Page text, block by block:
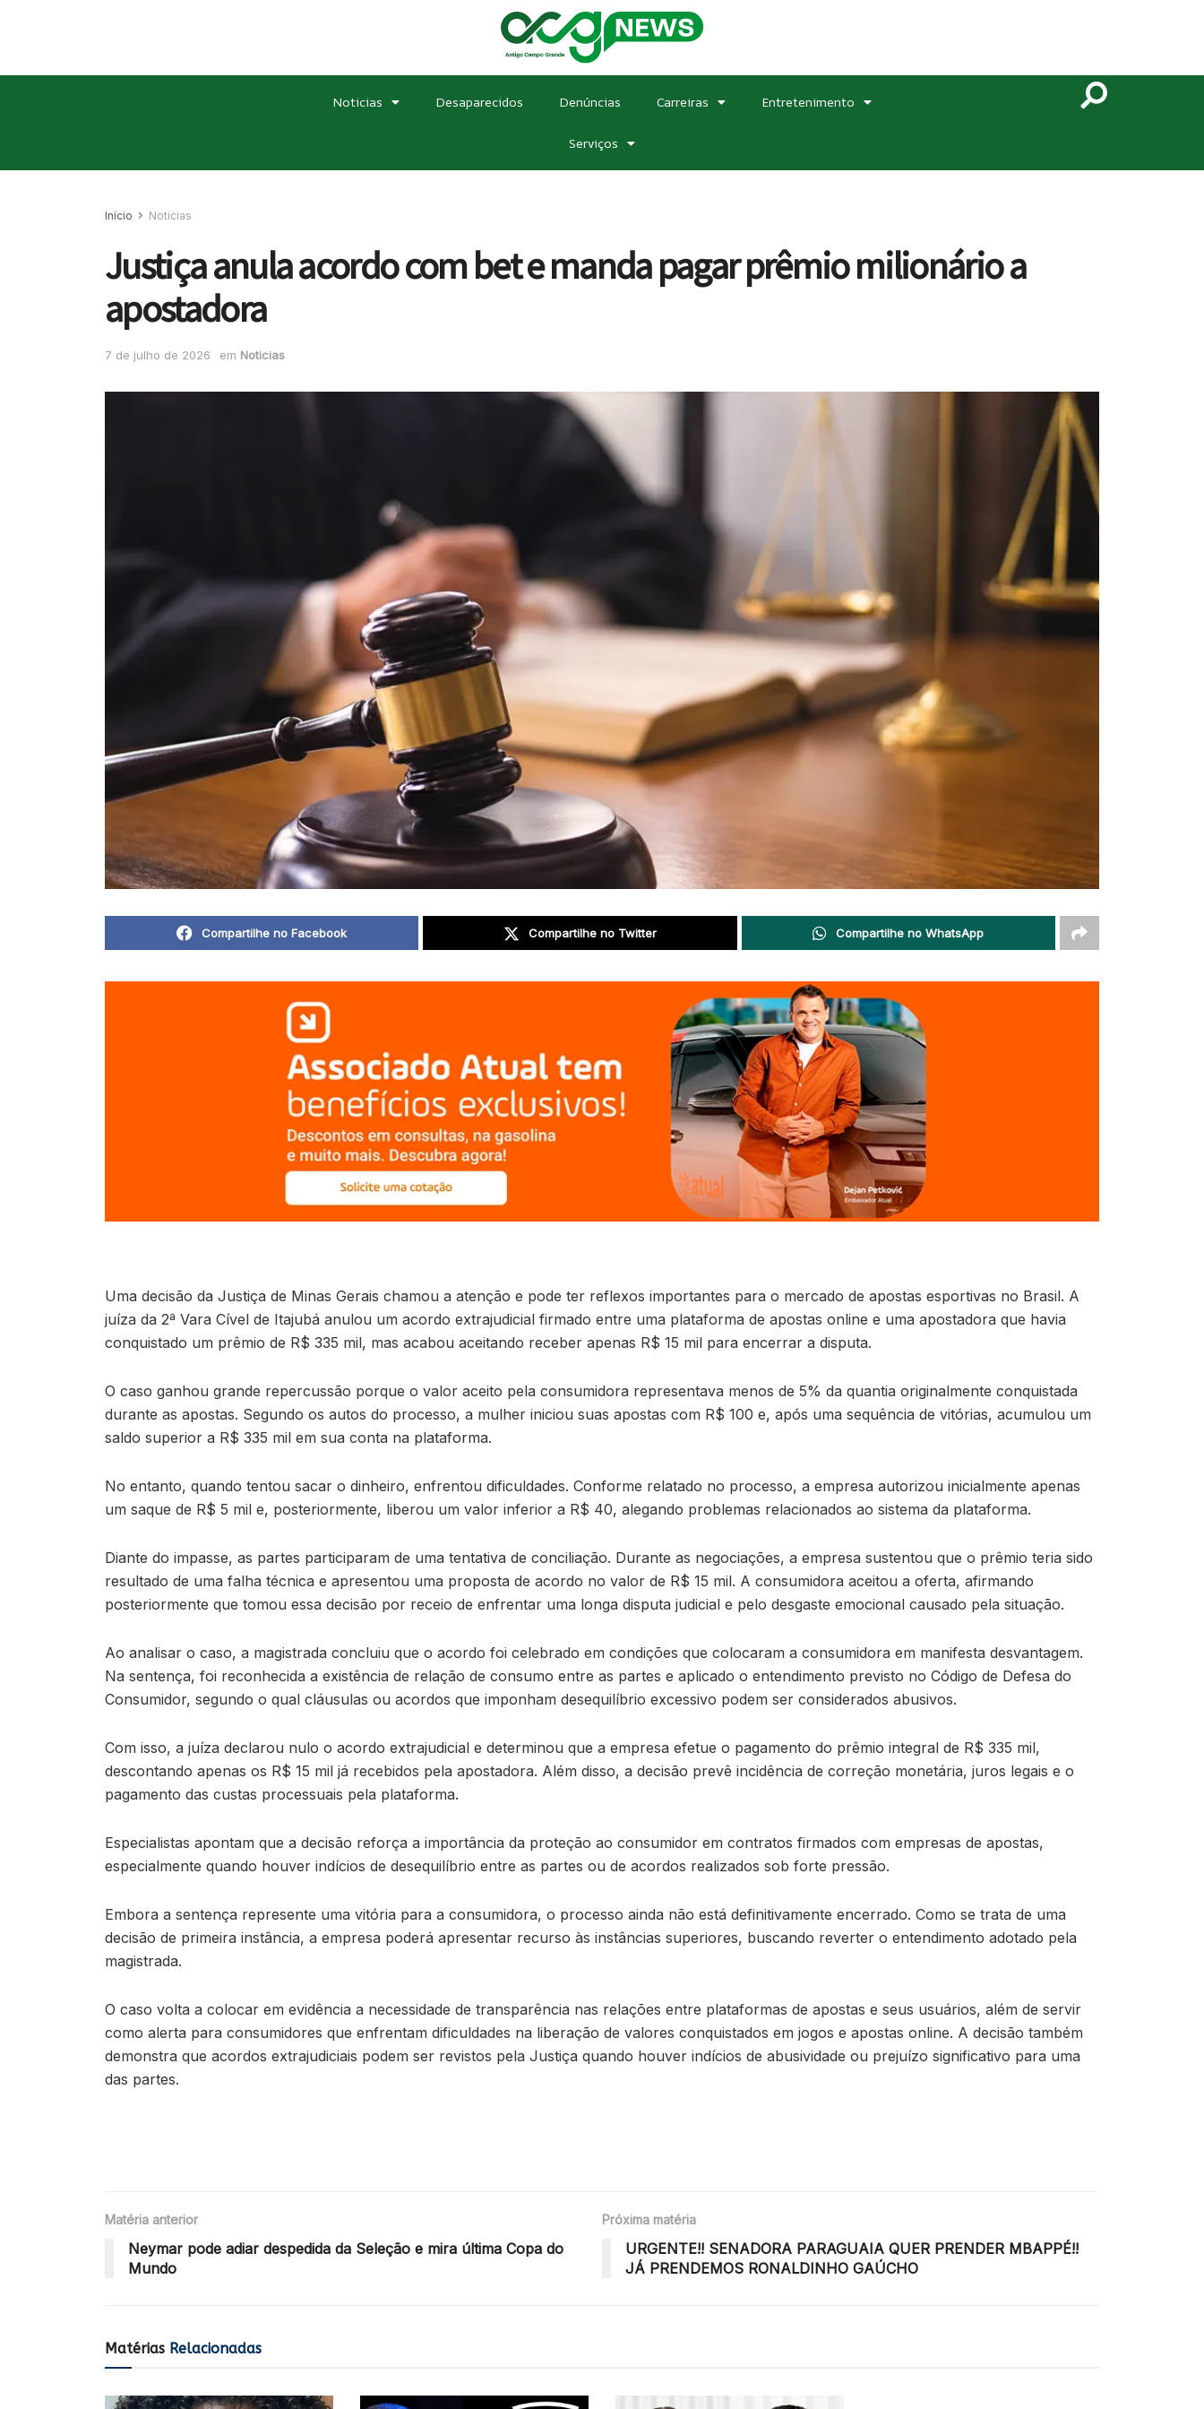
Noticias Desaparecidos Denúncias Carreiras Entretenimento
Serviços
Início Noticias
Justiça anula acordo com bet e manda pagar prêmio milionário a
apostadora
7 de julho de 2026 em Noticias
Compartilhe no Facebook Compartilhe no Twitter Compartilhe no WhatsApp
Uma decisão da Justiça de Minas Gerais chamou a atenção e pode ter reflexos importantes para o mercado de apostas esportivas no Brasil. A
juíza da 2ª Vara Cível de Itajubá anulou um acordo extrajudicial firmado entre uma plataforma de apostas online e uma apostadora que havia
conquistado um prêmio de R$ 335 mil, mas acabou aceitando receber apenas R$ 15 mil para encerrar a disputa.
O caso ganhou grande repercussão porque o valor aceito pela consumidora representava menos de 5% da quantia originalmente conquistada
durante as apostas. Segundo os autos do processo, a mulher iniciou suas apostas com R$ 100 e, após uma sequência de vitórias, acumulou um
saldo superior a R$ 335 mil em sua conta na plataforma.
No entanto, quando tentou sacar o dinheiro, enfrentou dificuldades. Conforme relatado no processo, a empresa autorizou inicialmente apenas
um saque de R$ 5 mil e, posteriormente, liberou um valor inferior a R$ 40, alegando problemas relacionados ao sistema da plataforma.
Diante do impasse, as partes participaram de uma tentativa de conciliação. Durante as negociações, a empresa sustentou que o prêmio teria sido
resultado de uma falha técnica e apresentou uma proposta de acordo no valor de R$ 15 mil. A consumidora aceitou a oferta, afirmando
posteriormente que tomou essa decisão por receio de enfrentar uma longa disputa judicial e pelo desgaste emocional causado pela situação.
Ao analisar o caso, a magistrada concluiu que o acordo foi celebrado em condições que colocaram a consumidora em manifesta desvantagem.
Na sentença, foi reconhecida a existência de relação de consumo entre as partes e aplicado o entendimento previsto no Código de Defesa do
Consumidor, segundo o qual cláusulas ou acordos que imponham desequilíbrio excessivo podem ser considerados abusivos.
Com isso, a juíza declarou nulo o acordo extrajudicial e determinou que a empresa efetue o pagamento do prêmio integral de R$ 335 mil,
descontando apenas os R$ 15 mil já recebidos pela apostadora. Além disso, a decisão prevê incidência de correção monetária, juros legais e o
pagamento das custas processuais pela plataforma.
Especialistas apontam que a decisão reforça a importância da proteção ao consumidor em contratos firmados com empresas de apostas,
especialmente quando houver indícios de desequilíbrio entre as partes ou de acordos realizados sob forte pressão.
Embora a sentença represente uma vitória para a consumidora, o processo ainda não está definitivamente encerrado. Como se trata de uma
decisão de primeira instância, a empresa poderá apresentar recurso às instâncias superiores, buscando reverter o entendimento adotado pela
magistrada.
O caso volta a colocar em evidência a necessidade de transparência nas relações entre plataformas de apostas e seus usuários, além de servir
como alerta para consumidores que enfrentam dificuldades na liberação de valores conquistados em jogos e apostas online. A decisão também
demonstra que acordos extrajudiciais podem ser revistos pela Justiça quando houver indícios de abusividade ou prejuízo significativo para uma
das partes.
Matéria anterior
Neymar pode adiar despedida da Seleção e mira última Copa do
Mundo
Próxima matéria
URGENTE!! SENADORA PARAGUAIA QUER PRENDER MBAPPÉ!!
JÁ PRENDEMOS RONALDINHO GAÚCHO
Matérias Relacionadas